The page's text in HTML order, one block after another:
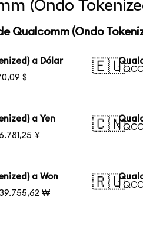
(Ondo
Qualcomm (Ondo
a Dólar
$
🇪🇺
1
a Yen
¥
🇨🇳
1
a Won
₩
🇷🇺
1